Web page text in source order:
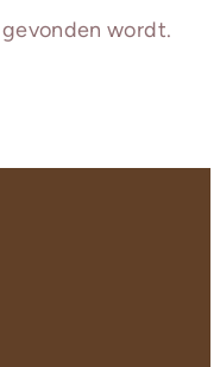
wordt.